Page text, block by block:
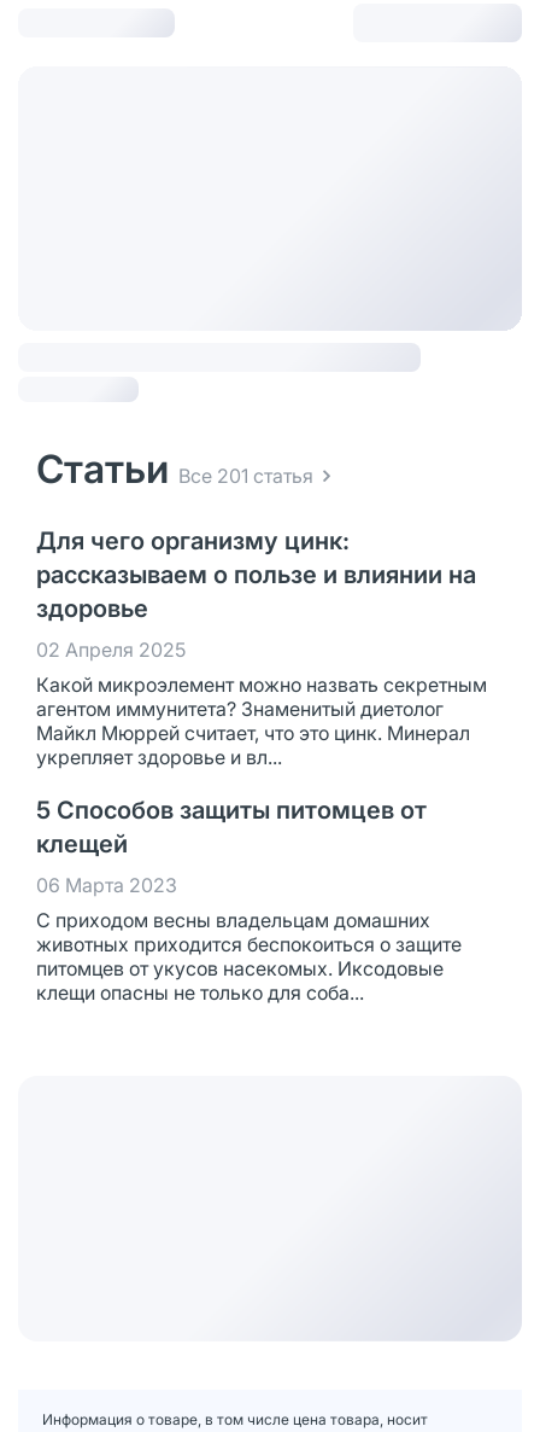
Статьи Все 201 статья
Для чего организму цинк:
рассказываем о пользе и влиянии на
здоровье
02 Апреля 2025
Какой микроэлемент можно назвать секретным
агентом иммунитета? Знаменитый диетолог
Майкл Мюррей считает, что это цинк. Минерал
укрепляет здоровье и вл...
5 Способов защиты питомцев от
клещей
06 Марта 2023
С приходом весны владельцам домашних
животных приходится беспокоиться о защите
питомцев от укусов насекомых. Иксодовые
клещи опасны не только для соба...
Информация о товаре, в том числе цена товара, носит